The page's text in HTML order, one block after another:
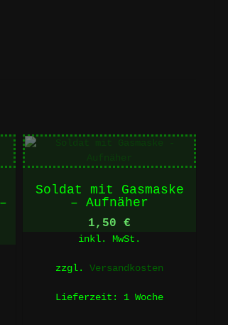
Soldat mit Gasmaske
– Aufnäher
1,50€
inkl. MwSt.
zzgl.Versandkosten
Lieferzeit: 1 Woche